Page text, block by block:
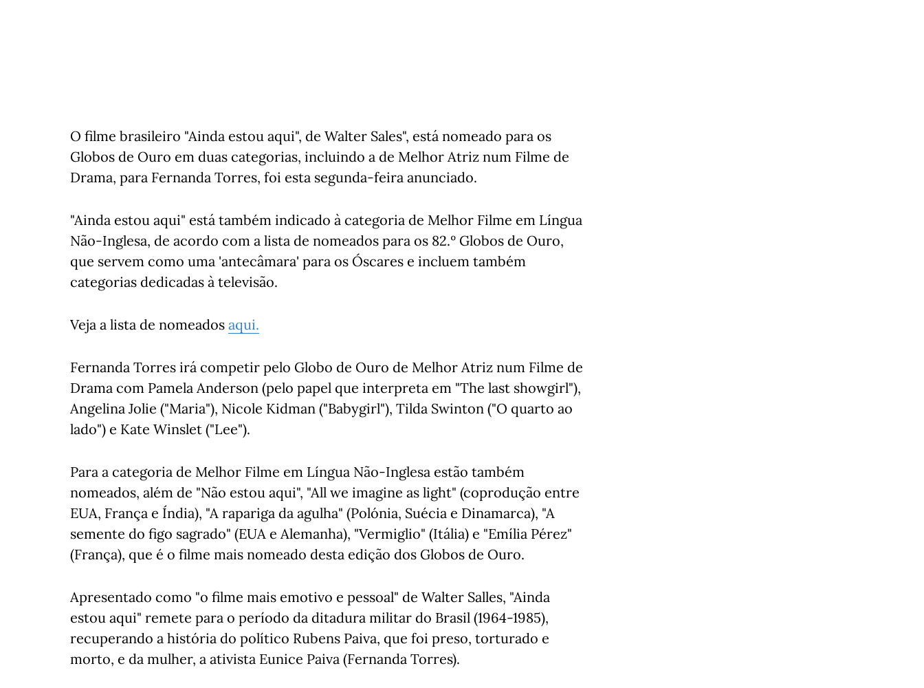
O filme brasileiro "Ainda estou aqui", de Walter Sales", está nomeado para os
Globos de Ouro em duas categorias, incluindo a de Melhor Atriz num Filme de
Drama, para Fernanda Torres, foi esta segunda-feira anunciado.
"Ainda estou aqui" está também indicado à categoria de Melhor Filme em Língua
Não-Inglesa, de acordo com a lista de nomeados para os 82.º Globos de Ouro,
que servem como uma 'antecâmara' para os Óscares e incluem também
categorias dedicadas à televisão.
Veja a lista de nomeados aqui.
Fernanda Torres irá competir pelo Globo de Ouro de Melhor Atriz num Filme de
Drama com Pamela Anderson (pelo papel que interpreta em "The last showgirl"),
Angelina Jolie ("Maria"), Nicole Kidman ("Babygirl"), Tilda Swinton ("O quarto ao
lado") e Kate Winslet ("Lee").
Para a categoria de Melhor Filme em Língua Não-Inglesa estão também
nomeados, além de "Não estou aqui", "All we imagine as light" (coprodução entre
EUA, França e Índia), "A rapariga da agulha" (Polónia, Suécia e Dinamarca), "A
semente do figo sagrado" (EUA e Alemanha), "Vermiglio" (Itália) e "Emília Pérez"
(França), que é o filme mais nomeado desta edição dos Globos de Ouro.
Apresentado como "o filme mais emotivo e pessoal" de Walter Salles, "Ainda
estou aqui" remete para o período da ditadura militar do Brasil (1964-1985),
recuperando a história do político Rubens Paiva, que foi preso, torturado e
morto, e da mulher, a ativista Eunice Paiva (Fernanda Torres).